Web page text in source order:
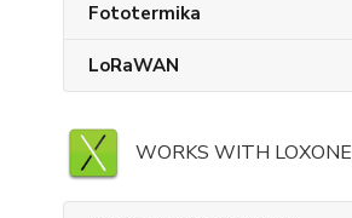
Fototermika
LoRaWAN
WORKS WITH LOXONE